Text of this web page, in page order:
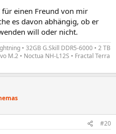
für einen Freund von mir
es davon abhängig, ob er
will oder nicht.
• 32GB G.Skill DDR5-6000 • 2 TB
M.2 • Noctua NH-L12S • Fractal Terra
#20